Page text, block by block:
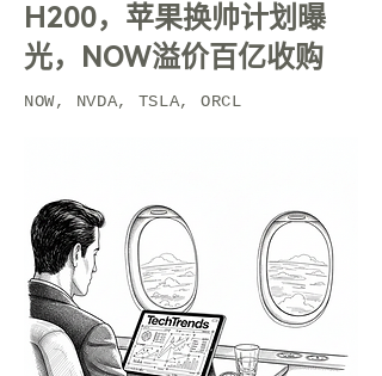
H200，苹果换帅计划曝
光，NOW溢价百亿收购
NOW, NVDA, TSLA, ORCL